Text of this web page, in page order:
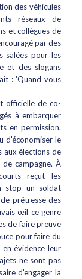
des véhicules
réseaux de
et collègues de
par des
salées pour les
et des slogans
: 'Quand vous
officielle de co-
à embarquer
en permission.
d'économiser le
aux élections de
campagne. À
reçut les
stop un soldat
prêtresse des
œil ce genre
de faire preuve
pour faire du
évidence leur
ne sont pas
d'engager la